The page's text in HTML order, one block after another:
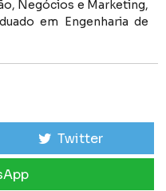
Negócios e Marketing,
em Engenharia de
Twitter